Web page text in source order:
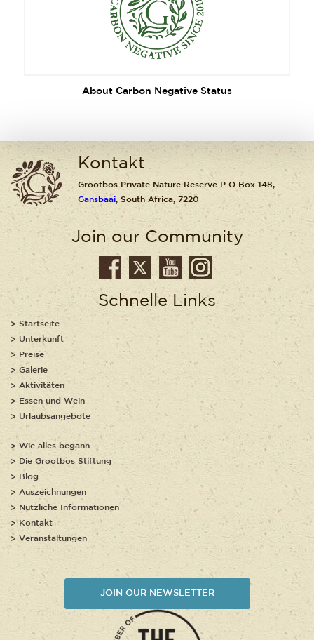
About Carbon Negative Status
Kontakt
Grootbos Private Nature Reserve P O Box 148,
Gansbaai, South Africa, 7220
Join our Community
Schnelle Links
Startseite
Unterkunft
Preise
Galerie
Aktivitäten
Essen und Wein
Urlaubsangebote
Wie alles begann
Die Grootbos Stiftung
Blog
Auszeichnungen
Nützliche Informationen
Kontakt
Veranstaltungen
JOIN OUR NEWSLETTER